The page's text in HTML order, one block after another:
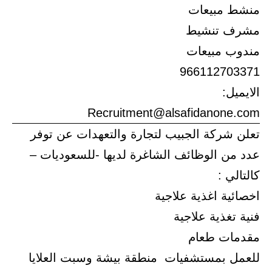
منشط مبيعات
مشرف تنشيط
مندوب مبيعات
966112703371
الايميل:
Recruitment@alsafidanone.com
تعلن شركة الجبيب لتجارة والتعهدات عن توفر
عدد من الوظائف الشاغرة لديها -للسعوديات –
كالتالي :
اخصائية اغذية علاجية
فنية تغذية علاجية
مقدمات طعام
للعمل بمستشفيات منطقة بيشة وسبت العلايا